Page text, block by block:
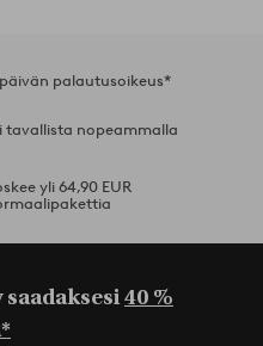
palautusoikeus*
tavallista nopeammalla
yli 64,90 EUR
40 %